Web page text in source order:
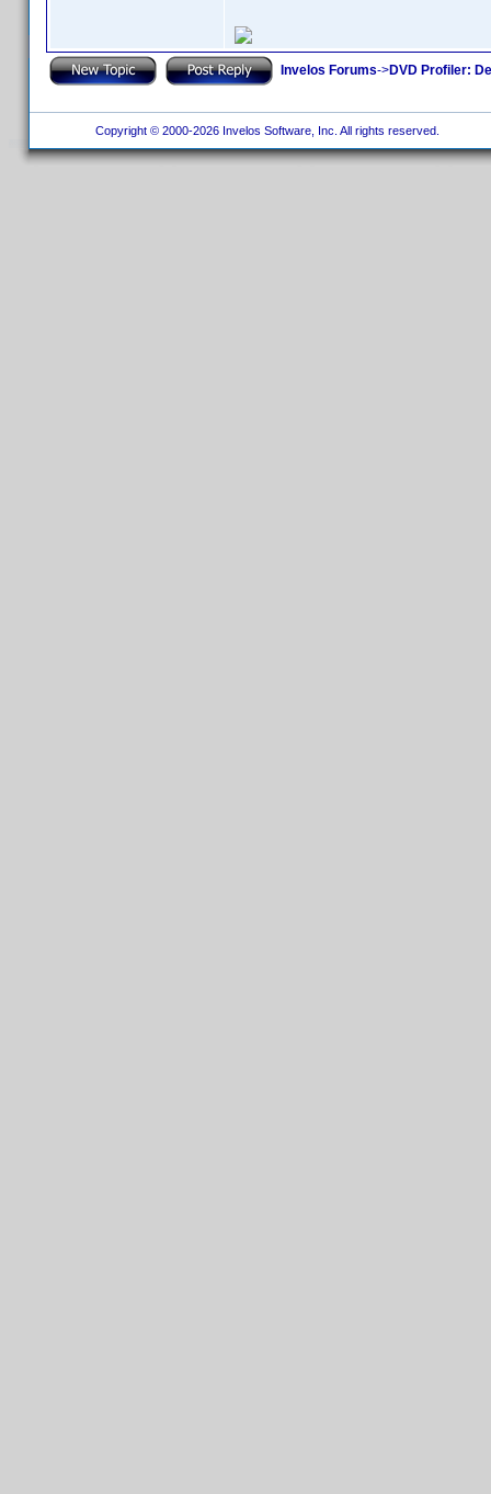
Invelos Forums->DVD Profiler:
Copyright © 2000-2026 Invelos Software, Inc. All rights reserved.